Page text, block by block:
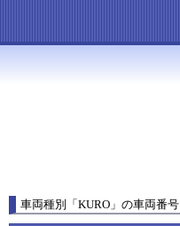
車両種別 「 KURO 」 の車両番号